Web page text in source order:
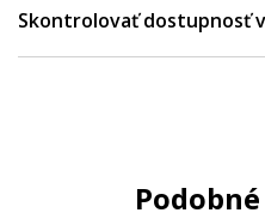
Skontrolovať dostupnosť